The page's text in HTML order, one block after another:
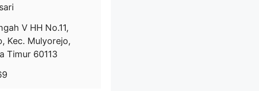
V HH No.11,
Kec. Mulyorejo,
Timur 60113